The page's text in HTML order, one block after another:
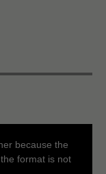
because the
format is not